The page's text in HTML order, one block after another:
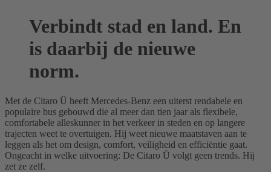
Verbindt stad en land. En
is daarbij de nieuwe
norm.
Met de Citaro Ü heeft Mercedes-Benz een uiterst rendabele en
populaire bus gebouwd die al meer dan tien jaar als flexibele,
comfortabele alleskunner in het verkeer in steden en op langere
trajecten weet te overtuigen. Hij weet nieuwe maatstaven aan te
leggen als het om design, comfort, veiligheid en efficiëntie gaat.
Ongeacht in welke uitvoering: De Citaro Ü volgt geen trends. Hij
zet ze zelf.